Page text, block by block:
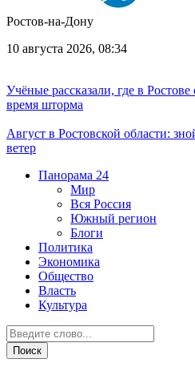
Ростов-на-Дону
10 августа 2026, 08:34
Учёные рассказали, где в Ростове
время шторма
Август в Ростовской области:
ветер
Панорама 24
Мир
Вся Россия
Южный регион
Блоги
Политика
Экономика
Общество
Власть
Культура